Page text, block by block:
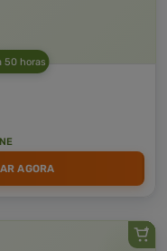
50 horas
AGORA